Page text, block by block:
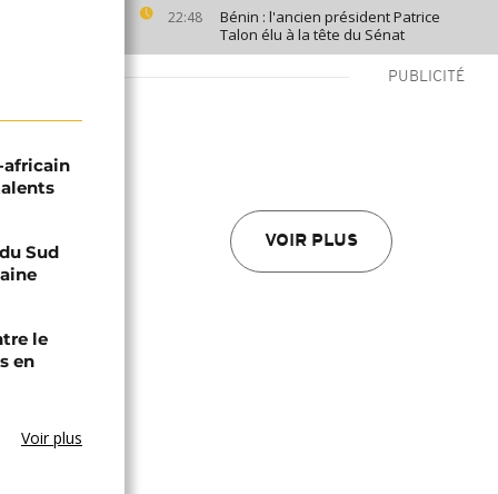
22:48
Bénin : l'ancien président Patrice
Talon élu à la tête du Sénat
PUBLICITÉ
VOIR PLUS
africain
Sud
le
en
Voir plus